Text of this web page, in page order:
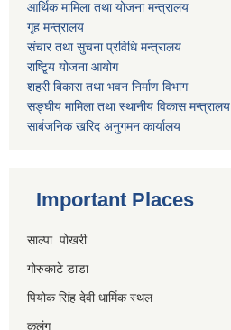
आर्थिक मामिला तथा योजना मन्त्रालय
गृह मन्त्रालय
संचार तथा सुचना प्रविधि मन्त्रालय
राष्टि्ृय योजना आयोग
शहरी बिकास तथा भवन निर्माण विभाग
सङ्घीय मामिला तथा स्थानीय विकास मन्त्रालय
सार्बजनिक खरिद अनुगमन कार्यालय
Important Places
साल्पा पोखरी
गोरुकाटे डाडा
पियोक सिंह देवी धार्मिक स्थल
कुलुंग